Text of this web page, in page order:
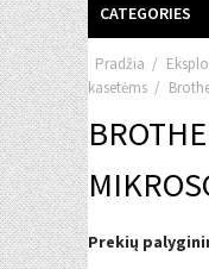
CATEGORIES
Pradžia /
kasetėms /
Prekių